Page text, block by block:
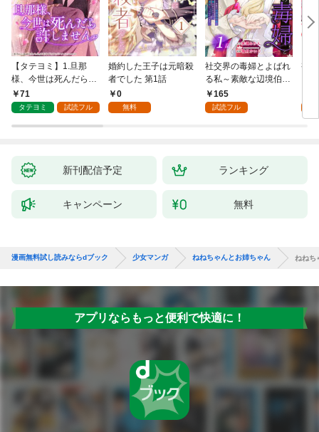
【タテヨミ】1.旦那
様、今世は死んだら許
しません
71
タテヨミ 試読フル
婚約した王子は元暗殺
者でした 第1話
0
無料
社交界の毒婦とよばれ
る私～素敵な辺境伯令
息に腕を折られたの
で、責任とってもらい
165
試読フル
視
新刊配信予定 ランキング
キャンペーン 無料
漫画無料試し読みならdブック 少女マンガ ねねちゃんとお姉ちゃん ねねち
アプリならもっと便利で快適に！